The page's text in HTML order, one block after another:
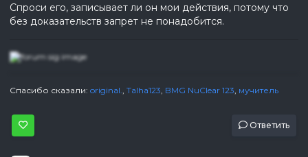
Спроси его, записывает ли он мои действия, потому что
без доказательств запрет не понадобится.
Спасибо сказали: original. Talha123 BMG NuClear 123 мучитель
Ответить